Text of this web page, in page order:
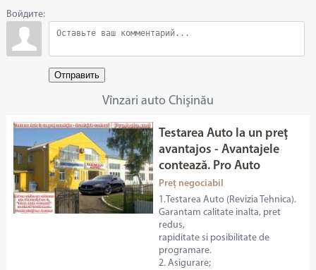
Войдите:
Отправить
Vînzari auto Chişinău
Testarea Auto la un preţ
avantajos - Avantajele
contează. Pro Auto
Preț negociabil
1.Testarea Auto (Revizia Tehnica).
Garantam calitate inalta, pret
redus,
rapiditate si posibilitate de
programare.
2. Asigurare;